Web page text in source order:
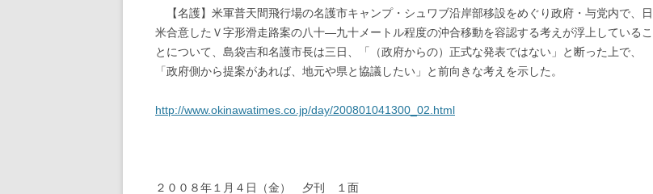
【名護】米軍普天間飛行場の名護市キャンプ・シュワブ沿岸部移設をめぐり政府・与党内で、日
米合意したＶ字形滑走路案の八十―九十メートル程度の沖合移動を容認する考えが浮上しているこ
とについて、島袋吉和名護市長は三日、「（政府からの）正式な発表ではない」と断った上で、
「政府側から提案があれば、地元や県と協議したい」と前向きな考えを示した。
http://www.okinawatimes.co.jp/day/200801041300_02.html
２００８年１月４日（金） 夕刊 １面